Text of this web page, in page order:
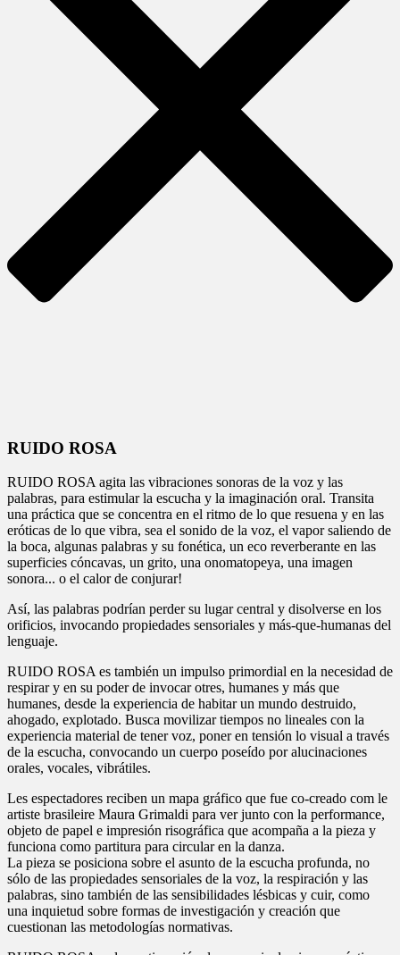
RUIDO ROSA
RUIDO ROSA agita las vibraciones sonoras de la voz y las
palabras, para estimular la escucha y la imaginación oral. Transita
una práctica que se concentra en el ritmo de lo que resuena y en las
eróticas de lo que vibra, sea el sonido de la voz, el vapor saliendo de
la boca, algunas palabras y su fonética, un eco reverberante en las
superficies cóncavas, un grito, una onomatopeya, una imagen
sonora... o el calor de conjurar!
Así, las palabras podrían perder su lugar central y disolverse en los
orificios, invocando propiedades sensoriales y más-que-humanas del
lenguaje.
RUIDO ROSA es también un impulso primordial en la necesidad de
respirar y en su poder de invocar otres, humanes y más que
humanes, desde la experiencia de habitar un mundo destruido,
ahogado, explotado. Busca movilizar tiempos no lineales con la
experiencia material de tener voz, poner en tensión lo visual a través
de la escucha, convocando un cuerpo poseído por alucinaciones
orales, vocales, vibrátiles.
Les espectadores reciben un mapa gráfico que fue co-creado com le
artiste brasileire Maura Grimaldi para ver junto con la performance,
objeto de papel e impresión risográfica que acompaña a la pieza y
funciona como partitura para circular en la danza.
La pieza se posiciona sobre el asunto de la escucha profunda, no
sólo de las propiedades sensoriales de la voz, la respiración y las
palabras, sino también de las sensibilidades lésbicas y cuir, como
una inquietud sobre formas de investigación y creación que
cuestionan las metodologías normativas.